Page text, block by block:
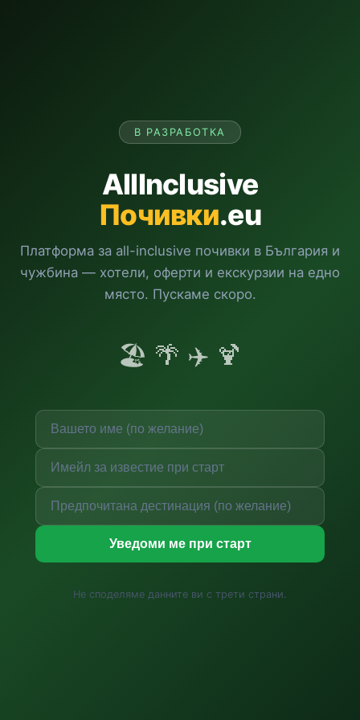
В РАЗРАБОТКА
AllInclusive
Почивки.eu
Платформа за all-inclusive почивки в България и
чужбина — хотели, оферти и екскурзии на едно
място. Пускаме скоро.
🏖️ 🌴 ✈️ 🍹
Уведоми ме при старт
Не споделяме данните ви с трети страни.